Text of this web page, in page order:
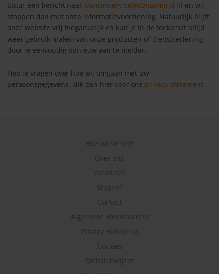
Stuur een bericht naar klantenservice@consumind.nl en wij
stoppen dan met onze informatievoorziening. Natuurlijk blijft
onze website vrij toegankelijk en kun je in de toekomst altijd
weer gebruik maken van onze producten of dienstverlening,
door je eenvoudig opnieuw aan te melden.
Heb je vragen over hoe wij omgaan met uw
persoonsgegevens, klik dan hier voor ons privacy statement.
Hoe werkt het?
Over ons
Vacatures
Vragen?
Contact
Algemene voorwaarden
Privacy verklaring
Cookies
Dienstenwijzer